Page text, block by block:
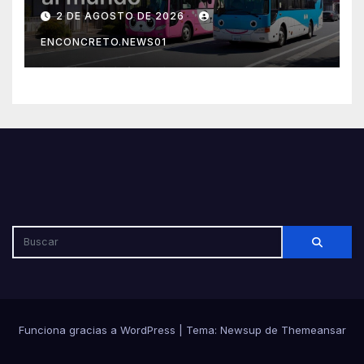
Japón sorprenden al mundo
por su seguridad y disciplina
2 DE AGOSTO DE 2026
ENCONCRETO.NEWS01
Funciona gracias a WordPress Tema: Newsup de Themeansar